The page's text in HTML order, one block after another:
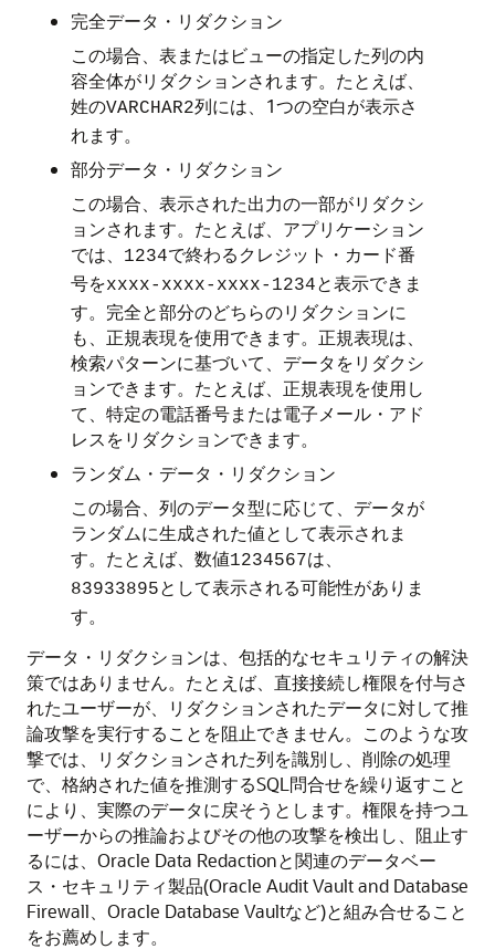
完全データ・リダクション
この場合、表またはビューの指定した列の内
容全体がリダクションされます。たとえば、
姓のVARCHAR2列には、1つの空白が表示さ
れます。
部分データ・リダクション
この場合、表示された出力の一部がリダクシ
ョンされます。たとえば、アプリケーション
では、
1234で終わるクレジット・カード番
号をxxxx-xxxx-xxxx-1234と表示できま
す。完全と部分のどちらのリダクションに
も、正規表現を使用できます。正規表現は、
検索パターンに基づいて、データをリダクシ
ョンできます。たとえば、正規表現を使用し
て、特定の電話番号または電子メール・アド
レスをリダクションできます。
ランダム・データ・リダクション
この場合、列のデータ型に応じて、データが
ランダムに生成された値として表示されま
す。たとえば、数値1234567は、
83933895として表示される可能性がありま
す。
データ・リダクションは、包括的なセキュリティの解決
策ではありません。たとえば、直接接続し権限を付与さ
れたユーザーが、リダクションされたデータに対して推
論攻撃を実行することを阻止できません。このような攻
撃では、リダクションされた列を識別し、削除の処理
で、格納された値を推測するSQL問合せを繰り返すこと
により、実際のデータに戻そうとします。権限を持つユ
ーザーからの推論およびその他の攻撃を検出し、阻止す
るには、Oracle Data Redactionと関連のデータベー
ス・セキュリティ製品(Oracle Audit Vault and Database
Firewall、Oracle Database Vaultなど)と組み合せること
をお薦めします。